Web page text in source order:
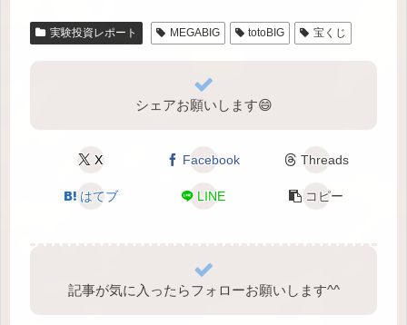
実験投資レポート MEGABIG totoBIG 宝くじ
シェアお願いします😄
X Facebook Threads
はてブ LINE コピー
記事が気に入ったらフォローお願いします^⁠^⁠